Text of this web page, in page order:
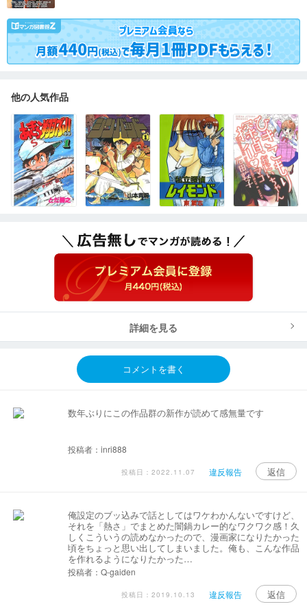
他の人気作品
詳細を見る
コメントを書く
数年ぶりにこの作品群の新作が読めて感無量です
投稿者：inri888
投稿日：2022.11.07 違反報告 返信
俺設定のブッ込みで話としてはワケわかんないですけど、
それを「熱さ」でまとめた闇鍋カレー的なワクワク感！久
しくこういうの読めなかったので、漫画家になりたかった
頃をちょっと思い出してしまいました。俺も、こんな作品
を作れるようになりたかった…
投稿者：Q-gaiden
投稿日：2019.10.13 違反報告 返信